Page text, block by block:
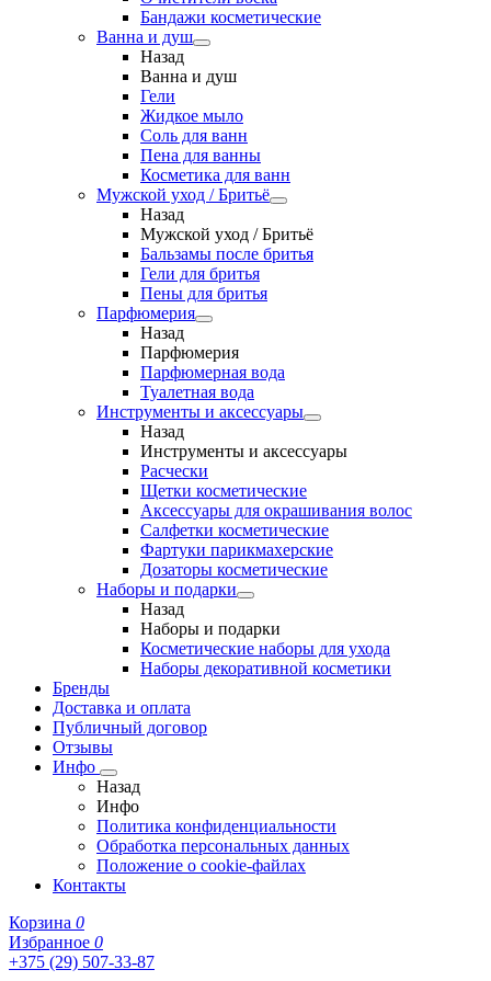
Бандажи косметические
Ванна и душ
Назад
Ванна и душ
Гели
Жидкое мыло
Соль для ванн
Пена для ванны
Косметика для ванн
Мужской уход / Бритьё
Назад
Мужской уход / Бритьё
Бальзамы после бритья
Гели для бритья
Пены для бритья
Парфюмерия
Назад
Парфюмерия
Парфюмерная вода
Туалетная вода
Инструменты и аксессуары
Назад
Инструменты и аксессуары
Расчески
Щетки косметические
Аксессуары для окрашивания волос
Салфетки косметические
Фартуки парикмахерские
Дозаторы косметические
Наборы и подарки
Назад
Наборы и подарки
Косметические наборы для ухода
Наборы декоративной косметики
Бренды
Доставка и оплата
Публичный договор
Отзывы
Инфо
Назад
Инфо
Политика конфиденциальности
Обработка персональных данных
Положение о cookie-файлах
Контакты
Корзина 0
Избранное 0
+375 (29) 507-33-87